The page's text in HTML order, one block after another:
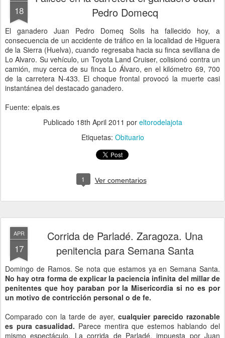
18
Pedro Domecq
El ganadero Juan Pedro Domeq Solis ha fallecido hoy, a
consecuencia de un accidente de tráfico en la localidad de Higuera
de la Sierra (Huelva), cuando regresaba hacia su finca sevillana de
Lo Alvaro. Su vehículo, un Toyota Land Cruiser, colisionó contra un
camión, muy cerca de su finca Lo Álvaro, en el kilómetro 69, 700
de la carretera N-433. El choque frontal provocó la muerte casi
instantánea del destacado ganadero.
Fuente: elpais.es
Publicado 18th April 2011 por eltorodelajota
Etiquetas: Obituario
1 Ver comentarios
APR
17
Corrida de Parladé. Zaragoza. Una
penitencia para Semana Santa
Domingo de Ramos. Se nota que estamos ya en Semana Santa.
No hay otra forma de explicar la paciencia infinita del millar de
penitentes que hoy paraban por la Misericordia si no es por
un motivo de contricción personal o de fe.
Comparado con la tarde de ayer, cualquier parecido razonable
es pura casualidad. Parece mentira que estemos hablando del
mismo espectáculo. La corrida de Parladé, impuesta por Juan